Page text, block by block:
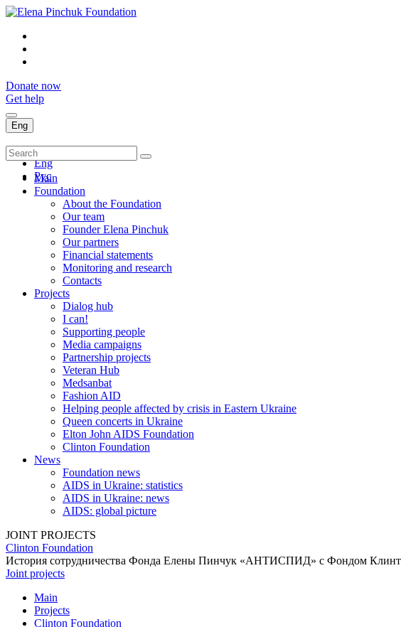
Donate now
Get help
Eng
Укр
Eng
Рус
Main
Foundation
About the Foundation
Our team
Founder Elena Pinchuk
Our partners
Financial statements
Monitoring and research
Contacts
Projects
Dialog hub
I can!
Supporting people
Media campaigns
Partnership projects
Veteran Hub
Medsanbat
Fashion AID
Helping people affected by crisis in Eastern Ukraine
Queen concerts in Ukraine
Elton John AIDS Foundation
Clinton Foundation
News
Foundation news
AIDS in Ukraine: statistics
AIDS in Ukraine: news
AIDS: global picture
JOINT PROJECTS
Clinton Foundation
История сотрудничества Фонда Елены Пинчук «АНТИСПИД» с Фондом
Joint projects
Main
Projects
Clinton Foundation